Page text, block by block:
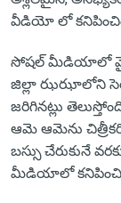
వీడియో లో
సోషల్ మీడియాలో
జిల్లా ఝఝాలోని
జరిగినట్లు
ఆమె ఆమెను
బస్సు చేరుకునే
మీడియాలో